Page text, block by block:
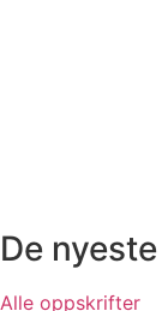
De
Alle oppskrifter